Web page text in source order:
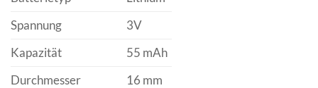
Spannung
3V
Kapazität
55 mAh
Durchmesser
16 mm